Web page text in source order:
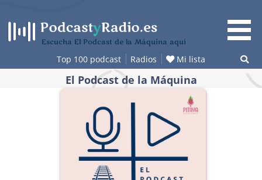
contenido
Escucha El Podcast de la Máquina aquí
Top 100 podcast Radios Mi lista
El Podcast de la Máquina